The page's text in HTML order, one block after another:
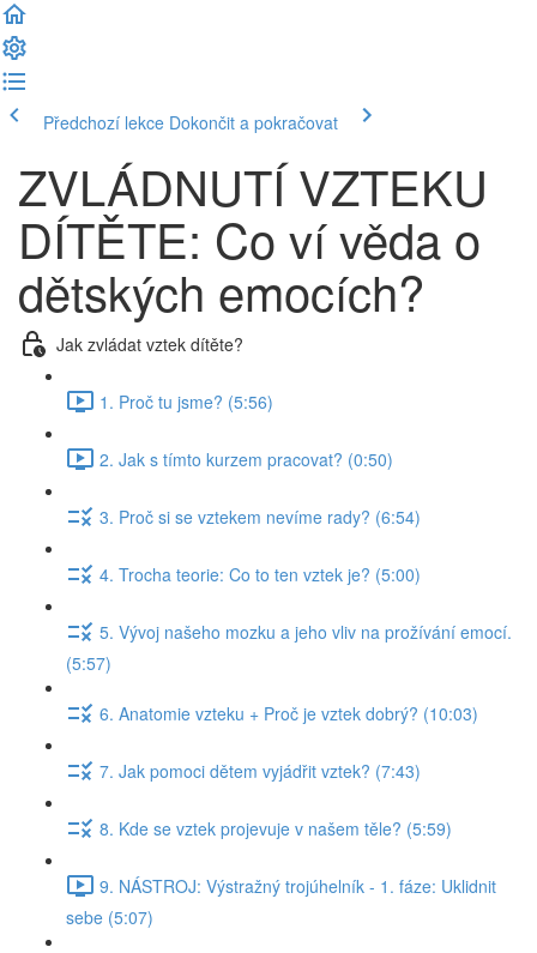
Předchozí lekce Dokončit a pokračovat
ZVLÁDNUTÍ VZTEKU
DÍTĚTE: Co ví věda o
dětských emocích?
Jak zvládat vztek dítěte?
1. Proč tu jsme? (5:56)
2. Jak s tímto kurzem pracovat? (0:50)
3. Proč si se vztekem nevíme rady? (6:54)
4. Trocha teorie: Co to ten vztek je? (5:00)
5. Vývoj našeho mozku a jeho vliv na prožívání emocí.
(5:57)
6. Anatomie vzteku + Proč je vztek dobrý? (10:03)
7. Jak pomoci dětem vyjádřit vztek? (7:43)
8. Kde se vztek projevuje v našem těle? (5:59)
9. NÁSTROJ: Výstražný trojúhelník - 1. fáze: Uklidnit
sebe (5:07)